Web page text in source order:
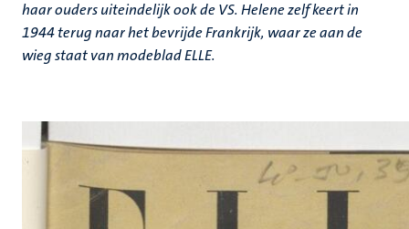
haar ouders uiteindelijk ook de VS. Helene zelf keert in
1944 terug naar het bevrijde Frankrijk, waar ze aan de
wieg staat van modeblad ELLE.